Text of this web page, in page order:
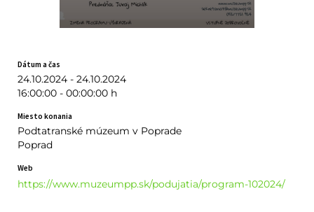
Dátum a čas
24.10.2024 - 24.10.2024
16:00:00 - 00:00:00 h
Miesto konania
Podtatranské múzeum v Poprade
Poprad
Web
https://www.muzeumpp.sk/podujatia/program-102024/